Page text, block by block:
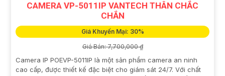
CAMERA VP-5011IP VANTECH THÂN CHẮC
CHẮN
Giá Khuyến Mại: 30%
Giá Bán: 7,700,000 ₫
Camera IP POEVP-5011IP là một sản phẩm camera an ninh
cao cấp, được thiết kế đặc biệt cho giám sát 24/7. Với chất